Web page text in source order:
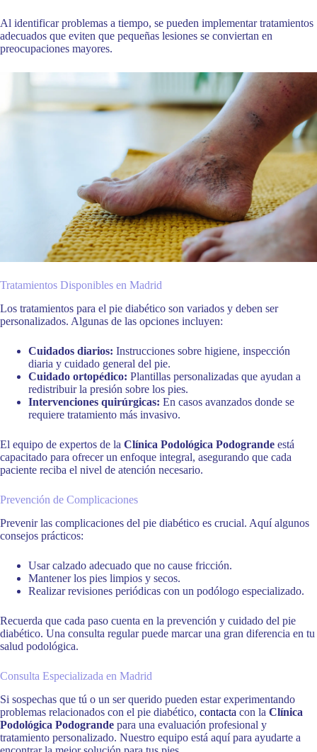
Al identificar problemas a tiempo, se pueden implementar tratamientos
adecuados que eviten que pequeñas lesiones se conviertan en
preocupaciones mayores.
Tratamientos Disponibles en Madrid
Los tratamientos para el pie diabético son variados y deben ser
personalizados. Algunas de las opciones incluyen:
Cuidados diarios: Instrucciones sobre higiene, inspección
diaria y cuidado general del pie.
Cuidado ortopédico: Plantillas personalizadas que ayudan a
redistribuir la presión sobre los pies.
Intervenciones quirúrgicas: En casos avanzados donde se
requiere tratamiento más invasivo.
El equipo de expertos de la Clínica Podológica Podogrande está
capacitado para ofrecer un enfoque integral, asegurando que cada
paciente reciba el nivel de atención necesario.
Prevención de Complicaciones
Prevenir las complicaciones del pie diabético es crucial. Aquí algunos
consejos prácticos:
Usar calzado adecuado que no cause fricción.
Mantener los pies limpios y secos.
Realizar revisiones periódicas con un podólogo especializado.
Recuerda que cada paso cuenta en la prevención y cuidado del pie
diabético. Una consulta regular puede marcar una gran diferencia en tu
salud podológica.
Consulta Especializada en Madrid
Si sospechas que tú o un ser querido pueden estar experimentando
problemas relacionados con el pie diabético, contacta con la Clínica
Podológica Podogrande para una evaluación profesional y
tratamiento personalizado. Nuestro equipo está aquí para ayudarte a